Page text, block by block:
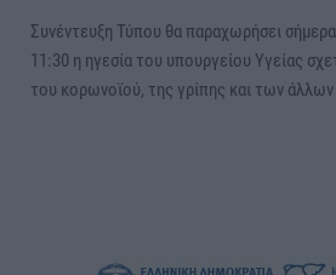
Συνέντευξη Τύπου θα παραχωρήσει
11:30 η ηγεσία του υπουργείου Υγείας
του κορωνοϊού, της γρίπης και των